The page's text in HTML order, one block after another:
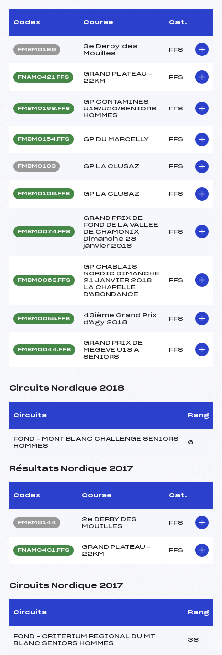
Codex Course Cat.
FMBM0186
3e Derby des
Mouilles
FFS
FNAM0421.FFS
GRAND PLATEAU –
22KM
FFS
FMBM0168.FFS
GP CONTAMINES
U18/U20/SENIORS
HOMMES
FFS
FMBM0154.FFS GP DU MARCELLY FFS
FMBM0103 GP LA CLUSAZ FFS
FMBM0106.FFS GP LA CLUSAZ FFS
FMBM0074.FFS
GRAND PRIX DE
FOND DE LA VALLEE
DE CHAMONIX
Dimanche 28
janvier 2018
FFS
FMBM0063.FFS
GP CHABLAIS
NORDIC DIMANCHE
21 JANVIER 2018
LA CHAPELLE
D'ABONDANCE
FFS
FMBM0055.FFS
43ième Grand Prix
d'Agy 2018
FFS
FMBM0044.FFS
GRAND PRIX DE
MEGEVE U18 A
SENIORS
FFS
Circuits Nordique 2018
Circuits Rang
FOND – MONT BLANC CHALLENGE SENIORS
HOMMES
6
Résultats Nordique 2017
Codex Course Cat.
FMBM0144
2e DERBY DES
MOUILLES
FFS
FNAM0401.FFS
GRAND PLATEAU –
22KM
FFS
Circuits Nordique 2017
Circuits Rang
FOND – CRITERIUM REGIONAL DU MT
BLANC SENIORS HOMMES
38